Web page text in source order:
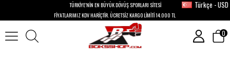
TÜRKİYE’NİN EN BÜYÜK DÖVÜŞ SPORLARI SİTESİ
FİYATLARIMIZ KDV HARİÇTİR. ÜCRETSİZ KARGO LİMİTİ 14.000 TL
Türkçe - USD
0